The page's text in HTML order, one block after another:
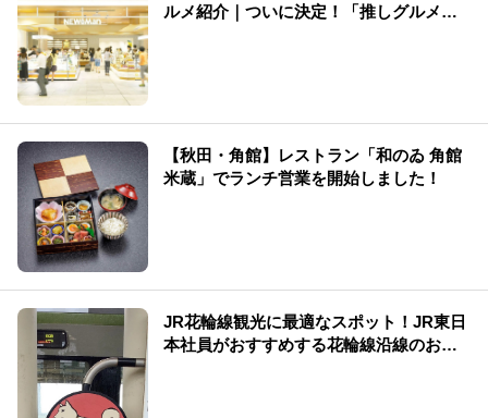
ルメ紹介｜ついに決定！「推しグルメ総
【秋田・角館】レストラン「和のゐ 角館
米蔵」でランチ営業を開始しました！
JR花輪線観光に最適なスポット！JR東日
本社員がおすすめする花輪線沿線のお店